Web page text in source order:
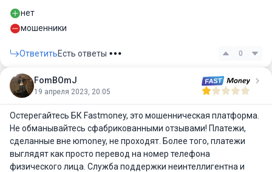
нет
мошенники
ОтветитьЕсть ответы 0
FomBOmJ
19 апреля 2023, 20:05
Остерегайтесь БК Fastmoney, это мошенническая платформа.
Не обманывайтесь сфабрикованными отзывами! Платежи,
сделанные вне юmoney, не проходят. Более того, платежи
выглядят как просто перевод на номер телефона
физического лица. Служба поддержки неинтеллигентна и